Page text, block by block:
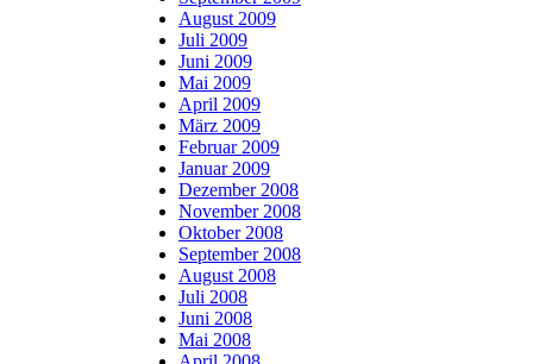
August 2009
Juli 2009
Juni 2009
Mai 2009
April 2009
März 2009
Februar 2009
Januar 2009
Dezember 2008
November 2008
Oktober 2008
September 2008
August 2008
Juli 2008
Juni 2008
Mai 2008